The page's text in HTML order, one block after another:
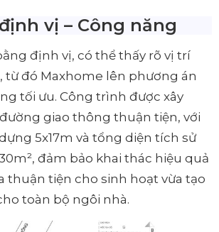
vị – Công năng
định vị, có thể thấy rõ vị trí
từ đó Maxhome lên phương án
tối ưu. Công trình được xây
giao thông thuận tiện, với
5x17m và tổng diện tích sử
đảm bảo khai thác hiệu quả
thuận tiện cho sinh hoạt vừa tạo
toàn bộ ngôi nhà.